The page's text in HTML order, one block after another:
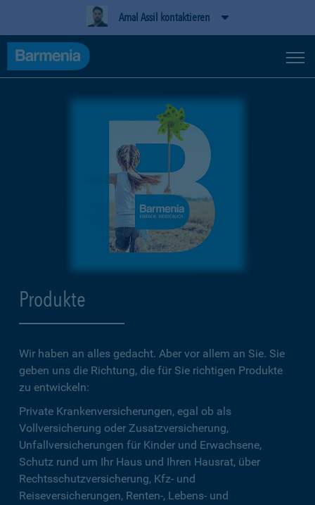
Amal Assil kontaktieren
Produkte
Wir haben an alles gedacht. Aber vor allem an Sie. Sie
geben uns die Richtung, die für Sie richtigen Produkte
zu entwickeln:
Private Krankenversicherungen, egal ob als
Vollversicherung oder Zusatzversicherung,
Unfallversicherungen für Kinder und Erwachsene,
Schutz rund um Ihr Haus und Ihren Hausrat, über
Rechtsschutzversicherung, Kfz- und
Reiseversicherungen, Renten-, Lebens- und